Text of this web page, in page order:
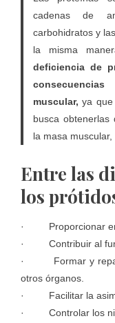
cadenas de
carbohidratos y
la misma
deficiencia de
muscular, ya que
busca obtenerlas
la masa
Entre las
los
· Proporcionar
· Contribuir al
· Formar y
otros órganos.
· Facilitar la
· Controlar los